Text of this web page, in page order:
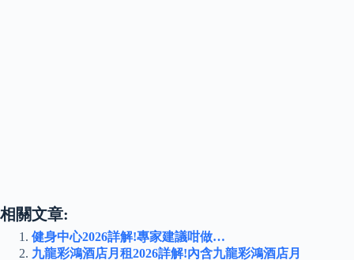
相關文章:
健身中心2026詳解!專家建議咁做…
九龍彩鴻酒店月租2026詳解!內含九龍彩鴻酒店月